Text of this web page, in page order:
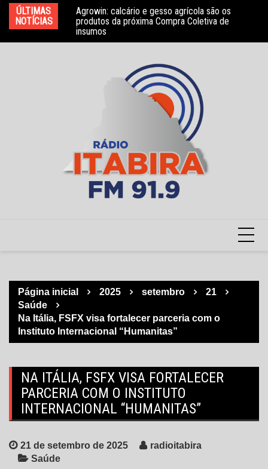
para
conteúdo
ÚLTIMAS
NOTÍCIAS
Agrowin: calcário e gesso agrícola são os
produtos da próxima Compra Coletiva de
insumos
Novo convênio com a Associação Nosso Lar
garante atendimento a crianças com TEA
Página inicial 2025 setembro
21
Saúde
Na Itália, FSFX visa fortalecer parceria com o
Instituto Internacional “Humanitas”
NA ITÁLIA, FSFX VISA FORTALECER
PARCERIA COM O INSTITUTO
INTERNACIONAL “HUMANITAS”
21 de setembro de 2025
radioitabira
Saúde